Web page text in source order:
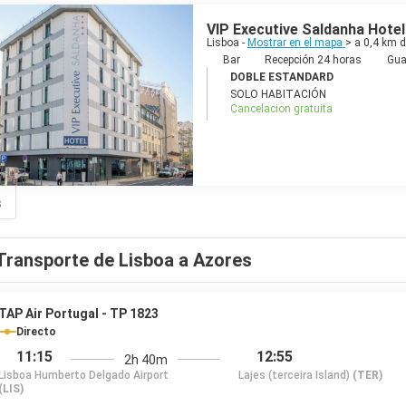
presenta calles empinadas y callejones pintorescos. En el lado
Lisboa, con una extensión de 10 kilómetros, es uno de más
para varios cruceros y es, actualmente, el puerto más activo en
ambiciosa, casando lo histórico con lo moderno, lo tradicional
fado en pequeños restaurantes de la ciudad. En el barrio de Bairro
jazz, reggae y música electrónica llenando el aire hasta el
espacios antiguos, ya sea en los muelles o escondido en mansiones
animada, con alternativas para todos los gustos, sobre todo en
están repletos de gente.
VIP Executive Saldanha Hotel
Lisboa - Mostrar en el mapa > a 0,4 km
Bar
Recepción 24 horas
DOBLE ESTANDARD
SOLO HABITACIÓN
Cancelacion gratuita
de Lisboa a Azores
TAP Air Portugal - TP 1823
Directo
11:15
Lisboa Humberto Delgado Airport
(LIS)
2h 40m 12:55
Lajes (terceira Island) (TER)